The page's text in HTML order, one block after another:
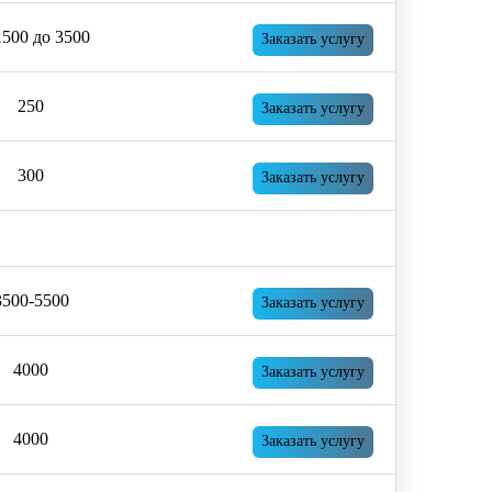
до 3500 Заказать услугу
250 Заказать услугу
300 Заказать услугу
5500 Заказать услугу
4000 Заказать услугу
4000 Заказать услугу